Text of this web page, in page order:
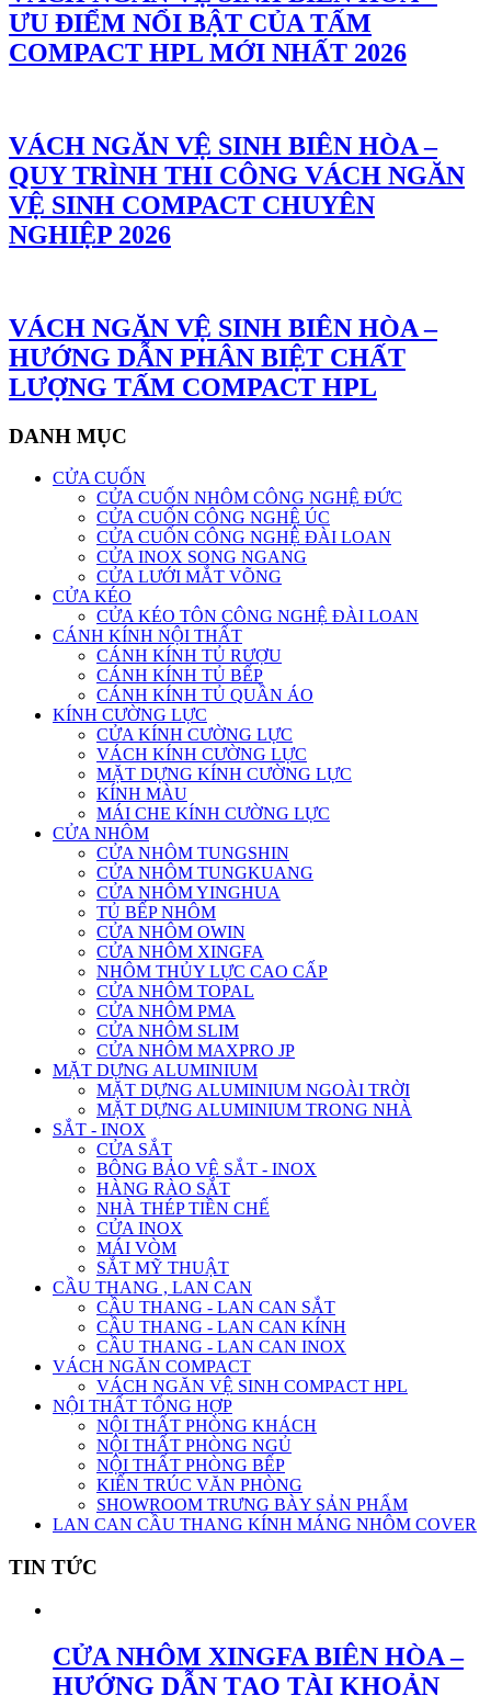
ƯU ĐIỂM NỔI BẬT CỦA TẤM
COMPACT HPL MỚI NHẤT 2026
VÁCH NGĂN VỆ SINH BIÊN HÒA –
QUY TRÌNH THI CÔNG VÁCH NGĂN
VỆ SINH COMPACT CHUYÊN
NGHIỆP 2026
VÁCH NGĂN VỆ SINH BIÊN HÒA –
HƯỚNG DẪN PHÂN BIỆT CHẤT
LƯỢNG TẤM COMPACT HPL
DANH MỤC
CỬA CUỐN
CỬA CUỐN NHÔM CÔNG NGHỆ ĐỨC
CỬA CUỐN CÔNG NGHỆ ÚC
CỬA CUỐN CÔNG NGHỆ ĐÀI LOAN
CỬA INOX SONG NGANG
CỬA LƯỚI MẮT VÕNG
CỬA KÉO
CỬA KÉO TÔN CÔNG NGHỆ ĐÀI LOAN
CÁNH KÍNH NỘI THẤT
CÁNH KÍNH TỦ RƯỢU
CÁNH KÍNH TỦ BẾP
CÁNH KÍNH TỦ QUẦN ÁO
KÍNH CƯỜNG LỰC
CỬA KÍNH CƯỜNG LỰC
VÁCH KÍNH CƯỜNG LỰC
MẶT DỰNG KÍNH CƯỜNG LỰC
KÍNH MÀU
MÁI CHE KÍNH CƯỜNG LỰC
CỬA NHÔM
CỬA NHÔM TUNGSHIN
CỬA NHÔM TUNGKUANG
CỬA NHÔM YINGHUA
TỦ BẾP NHÔM
CỬA NHÔM OWIN
CỬA NHÔM XINGFA
NHÔM THỦY LỰC CAO CẤP
CỬA NHÔM TOPAL
CỬA NHÔM PMA
CỬA NHÔM SLIM
CỬA NHÔM MAXPRO JP
MẶT DỰNG ALUMINIUM
MẶT DỰNG ALUMINIUM NGOÀI TRỜI
MẶT DỰNG ALUMINIUM TRONG NHÀ
SẮT - INOX
CỬA SẮT
BÔNG BẢO VỆ SẮT - INOX
HÀNG RÀO SẮT
NHÀ THÉP TIỀN CHẾ
CỬA INOX
MÁI VÒM
SẮT MỸ THUẬT
CẦU THANG , LAN CAN
CẦU THANG - LAN CAN SẮT
CẦU THANG - LAN CAN KÍNH
CẦU THANG - LAN CAN INOX
VÁCH NGĂN COMPACT
VÁCH NGĂN VỆ SINH COMPACT HPL
NỘI THẤT TỔNG HỢP
NỘI THẤT PHÒNG KHÁCH
NỘI THẤT PHÒNG NGỦ
NỘI THẤT PHÒNG BẾP
KIẾN TRÚC VĂN PHÒNG
SHOWROOM TRƯNG BÀY SẢN PHẨM
LAN CAN CẦU THANG KÍNH MÁNG NHÔM COVER
TIN TỨC
CỬA NHÔM XINGFA BIÊN HÒA –
HƯỚNG DẪN TẠO TÀI KHOẢN